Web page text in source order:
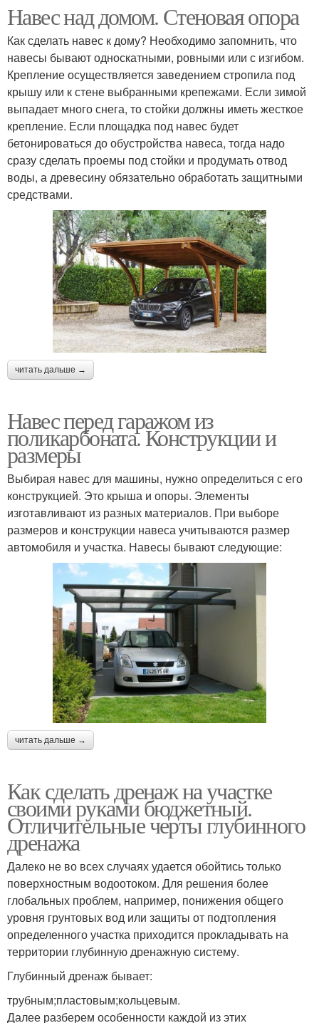
Навес над домом. Стеновая опора
Как сделать навес к дому? Необходимо запомнить, что
навесы бывают односкатными, ровными или с изгибом.
Крепление осуществляется заведением стропила под
крышу или к стене выбранными крепежами. Если зимой
выпадает много снега, то стойки должны иметь жесткое
крепление. Если площадка под навес будет
бетонироваться до обустройства навеса, тогда надо
сразу сделать проемы под стойки и продумать отвод
воды, а древесину обязательно обработать защитными
средствами.
читать дальше →
Навес перед гаражом из
поликарбоната. Конструкции и
размеры
Выбирая навес для машины, нужно определиться с его
конструкцией. Это крыша и опоры. Элементы
изготавливают из разных материалов. При выборе
размеров и конструкции навеса учитываются размер
автомобиля и участка. Навесы бывают следующие:
читать дальше →
Как сделать дренаж на участке
своими руками бюджетный.
Отличительные черты глубинного
дренажа
Далеко не во всех случаях удается обойтись только
поверхностным водоотоком. Для решения более
глобальных проблем, например, понижения общего
уровня грунтовых вод или защиты от подтопления
определенного участка приходится прокладывать на
территории глубинную дренажную систему.
Глубинный дренаж бывает:
трубным;пластовым;кольцевым.
Далее разберем особенности каждой из этих